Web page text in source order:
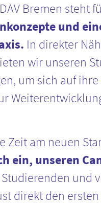
Bremen steht
und
In direkter
wir unseren
um sich auf
Zeit am neuen
ein, unseren
und
direkt den ersten